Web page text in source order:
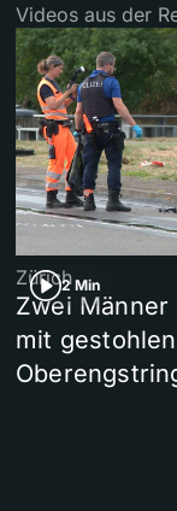
Videos aus der
2 Min
Zürich
Zwei
mit